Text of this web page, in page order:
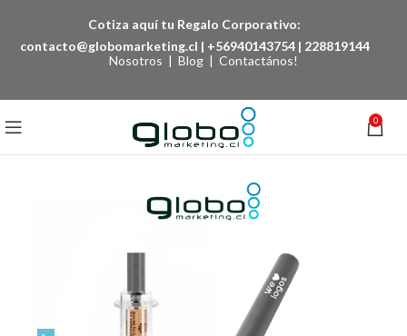
Cotiza aquí tu Regalo Corporativo:
contacto@globomarketing.cl | +56940143754 | 228819144
Nosotros | Blog | Contactános!
0